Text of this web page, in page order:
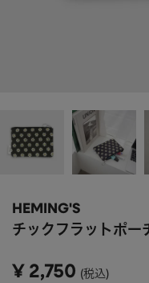
SHOES/SOCKSシューズ・
RAIN GOODSレイングッズ
ALLすべて
WALLET財布
在庫のある商品のみ表示
HEMING'S
チックフラットポー
¥ 2,750 税込